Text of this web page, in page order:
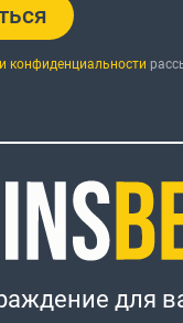
конфиденциальности
для